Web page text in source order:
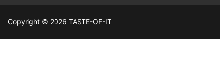
Copyright © 2026 TASTE-OF-IT